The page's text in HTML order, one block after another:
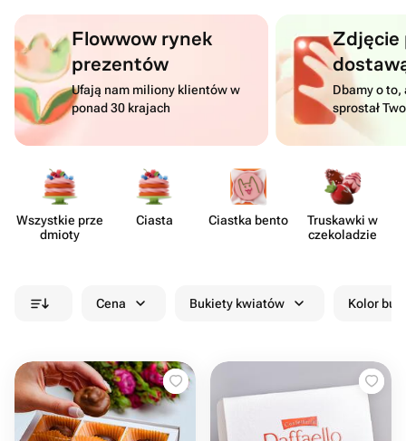
Flowwow rynek
prezentów
Ufają nam miliony klientów w
ponad 30 krajach
Dbamy o to,
sprostał
Wszystkie prze​
dmioty
Ciasta Ciastka bento
Truskawki w
czeko​ladzie
Cena Bukiety kwiatów Kolor